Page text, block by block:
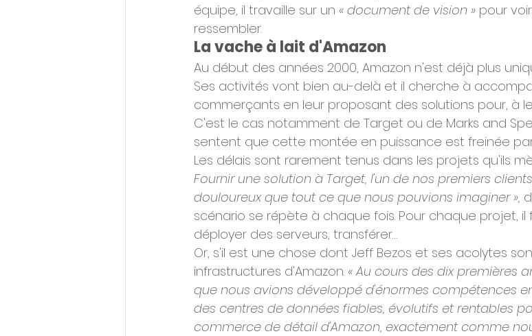
équipe, il travaille sur un « document de vision » pour
ressembler.
La vache à lait d'Amazon
Au début des années 2000, Amazon n'est déjà plus
Ses activités vont bien au-delà et il cherche à
commerçants en leur proposant des solutions pour, à
C'est le cas notamment de Target ou de Marks and
sentent que cette montée en puissance est freinée
Les délais sont rarement tenus dans les projets qu'ils
Fournir une solution à Target, l'un de nos premiers
douloureux que tout ce que nous pouvions imaginer »,
scénario se répète à chaque fois. Pour chaque projet,
déployer des serveurs, transférer…
Or, s'il est une chose dont Jeff Bezos et ses acolytes
infrastructures d'Amazon. « Au cours des dix premières
que nous avions développé d'énormes compétences
des centres de données fiables, évolutifs et rentables
commerce de détail d'Amazon, exactement comme